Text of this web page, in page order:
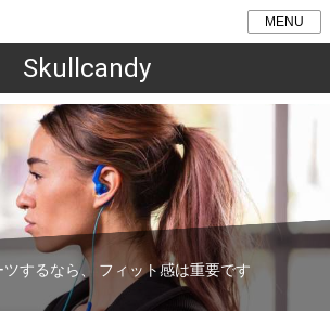
MENU
Skullcandy
するなら、 フィット感は重要です